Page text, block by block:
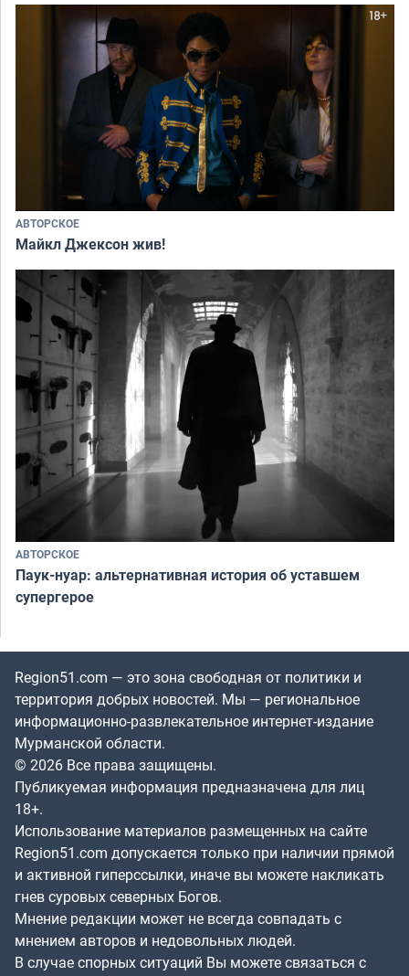
АВТОРСКОЕ
Майкл Джексон жив!
АВТОРСКОЕ
Паук-нуар: альтернативная история об уставшем
супергерое
Region51.com — это зона свободная от политики и
территория добрых новостей. Мы — региональное
информационно-развлекательное интернет-издание
Мурманской области.
© 2026 Все права защищены.
Публикуемая информация предназначена для лиц
18+.
Использование материалов размещенных на сайте
Region51.com допускается только при наличии прямой
и активной гиперссылки, иначе вы можете накликать
гнев суровых северных Богов.
Мнение редакции может не всегда совпадать с
мнением авторов и недовольных людей.
В случае спорных ситуаций Вы можете связаться с